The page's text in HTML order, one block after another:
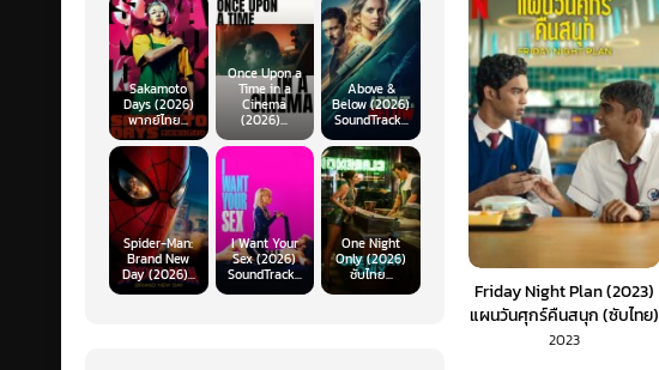
Friday Night Plan (2023)
แผนวันศุกร์คืนสนุก (ซับไทย)
2023
Sakamoto
Days (2026)
พากย์ไทย...
Once Upon a
Time in a
Cinema
(2026)...
Above &
Below (2026)
SoundTrack...
Spider-Man:
Brand New
Day (2026)...
I Want Your
Sex (2026)
SoundTrack...
One Night
Only (2026)
ซับไทย...